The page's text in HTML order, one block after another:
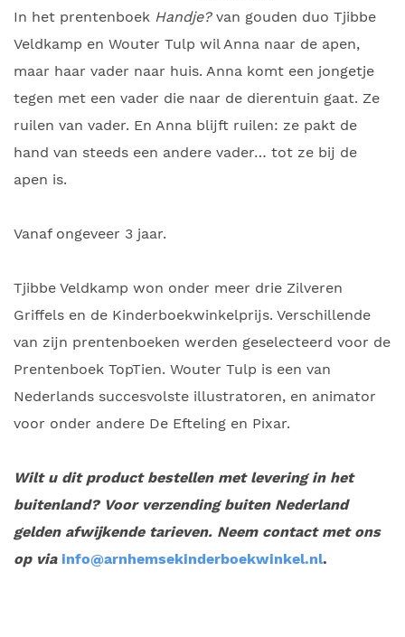
In het prentenboek Handje?van gouden duo Tjibbe
Veldkamp en Wouter Tulp wil Anna naar de apen,
maar haar vader naar huis. Anna komt een jongetje
tegen met een vader die naar de dierentuin gaat. Ze
ruilen van vader. En Anna blijft ruilen: ze pakt de
hand van steeds een andere vader… tot ze bij de
apen is.
Vanaf ongeveer 3 jaar.
Tjibbe Veldkamp won onder meer drie Zilveren
Griffels en de Kinderboekwinkelprijs. Verschillende
van zijn prentenboeken werden geselecteerd voor de
Prentenboek TopTien. Wouter Tulp is een van
Nederlands succesvolste illustratoren, en animator
voor onder andere De Efteling en Pixar.
Wilt u dit product bestellen met levering in het
buitenland? Voor verzending buiten Nederland
gelden afwijkende tarieven. Neem contact met ons
op via info@arnhemsekinderboekwinkel.nl.